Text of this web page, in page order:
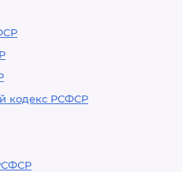
кодекс РСФСР